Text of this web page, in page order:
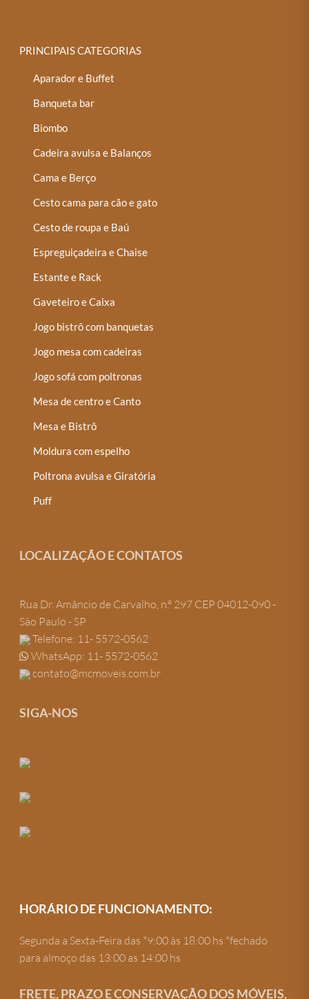
PRINCIPAIS CATEGORIAS
Aparador e Buffet
Banqueta bar
Biombo
Cadeira avulsa e Balanços
Cama e Berço
Cesto cama para cão e gato
Cesto de roupa e Baú
Espreguiçadeira e Chaise
Estante e Rack
Gaveteiro e Caixa
Jogo bistrô com banquetas
Jogo mesa com cadeiras
Jogo sofá com poltronas
Mesa de centro e Canto
Mesa e Bistrô
Moldura com espelho
Poltrona avulsa e Giratória
Puff
LOCALIZAÇÃO E CONTATOS
Rua Dr. Amâncio de Carvalho, n.º 297 CEP 04012-090 -
São Paulo - SP
Telefone: 11- 5572-0562
WhatsApp: 11- 5572-0562
contato@mcmoveis.com.br
SIGA-NOS
HORÁRIO DE FUNCIONAMENTO:
Segunda a Sexta-Feira das *9:00 às 18:00 hs *fechado
para almoço das 13:00 as 14:00 hs
FRETE, PRAZO E CONSERVAÇÃO DOS MÓVEIS,